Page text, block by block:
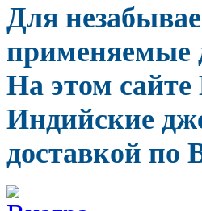
Для
применяемые
На этом
Индийские
доставкой по